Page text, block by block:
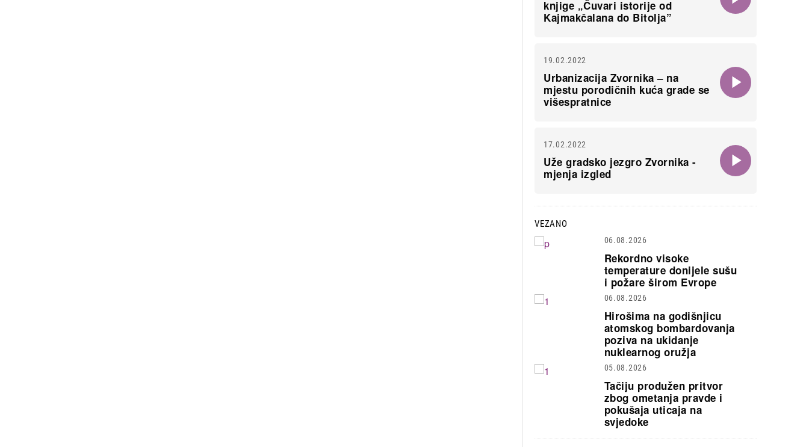
knjige „Čuvari istorije od
Kajmakčalana do Bitolja”
19.02.2022
Urbanizacija Zvornika – na
mjestu porodičnih kuća grade se
višespratnice
17.02.2022
Uže gradsko jezgro Zvornika -
mjenja izgled
VEZANO
06.08.2026
Rekordno visoke
temperature donijele sušu
i požare širom Evrope
06.08.2026
Hirošima na godišnjicu
atomskog bombardovanja
poziva na ukidanje
nuklearnog oružja
05.08.2026
Tačiju produžen pritvor
zbog ometanja pravde i
pokušaja uticaja na
svjedoke